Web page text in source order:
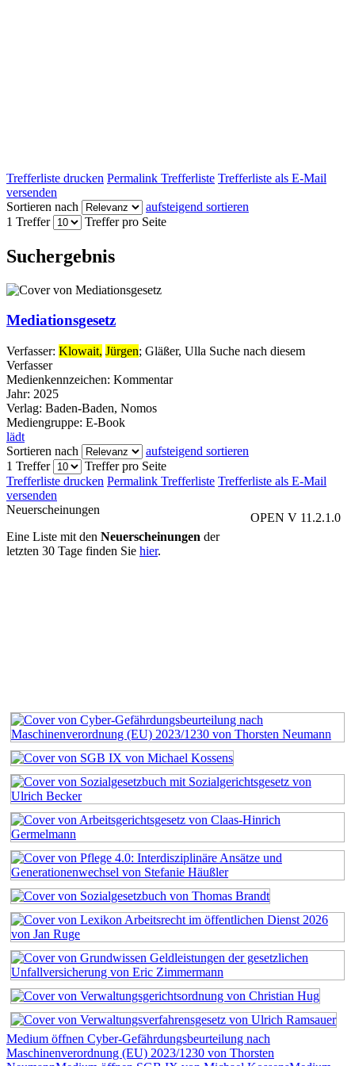
Trefferliste drucken Permalink Trefferliste Trefferliste als E-Mail
versenden
Sortieren nach
aufsteigend sortieren
1 Treffer
Treffer pro Seite
Suchergebnis
Mediationsgesetz
Verfasser: Klowait, Jürgen; Gläßer, Ulla Suche nach diesem
Verfasser
Medienkennzeichen: Kommentar
Jahr: 2025
Verlag: Baden-Baden, Nomos
Mediengruppe: E-Book
lädt
Sortieren nach
aufsteigend sortieren
1 Treffer
Treffer pro Seite
Trefferliste drucken Permalink Trefferliste Trefferliste als E-Mail
versenden
OPEN V 11.2.1.0
Neuerscheinungen
Eine Liste mit den Neuerscheinungen der
letzten 30 Tage finden Sie hier.
Medium öffnen Cyber-Gefährdungsbeurteilung nach
Maschinenverordnung (EU) 2023/1230 von Thorsten